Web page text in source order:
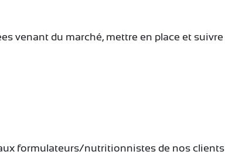
venant du marché, mettre en place et suivre
formulateurs/nutritionnistes de nos clients